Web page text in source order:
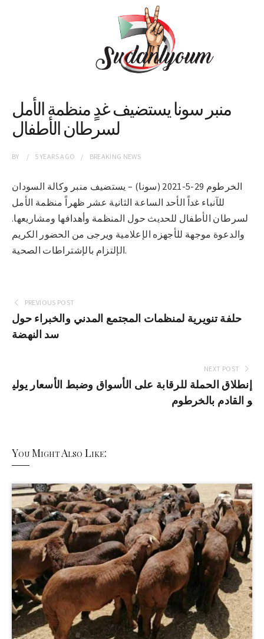
منبر سونا يستضيف غدٍ منظمة الأمل
لسرطان الأطفال
BY 5 YEARSAGO BREAKING NEWS
الخرطوم 29-5-2021 (سونا) – يستضيف منبر وكالة السودان
للآنباء غداً الأحد الساعة الثانية عشر ظهراً منظمة الأمل
لسرطان الأطفال للحديث حول المنظمة وأهدافها ومشاريعها.
والدعوة موجهة للأجهزه الإعلامية ويرجى من الحضور الكريم
الإلتزام بالإشتراطات الصحية.
PREVIOUS POST
حلفة تنويرية لمنظمات المجتمع المدني والخبراء حول
سد النهضة
NEXT POST
إنطلاق الحملة للرقابة على الأسواق وضبط الأسعار يولي
و القادم بالخرطوم
You Might Also Like: